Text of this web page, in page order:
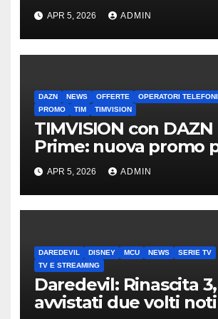
mirino
APR 5, 2026 ADMIN
DAZN NEWS OFFERTE OPERATORI
PROMO
TIM TIMVISION
TIMVISION con DAZN
Prime: nuova promo
clienti TIM
APR 5, 2026 ADMIN
DAREDEVIL DISNEY MCU NEWS
SERIE TV
TV E STREAMING
Daredevil: Rinascita 3,
avvistati due volti